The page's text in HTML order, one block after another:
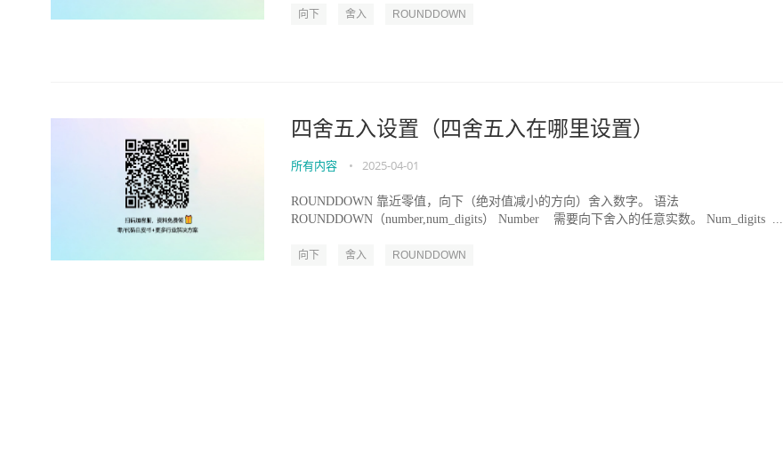
向下 舍入 ROUNDDOWN
四舍五入设置（四舍五入在哪里设置）
所有内容 • 2025-04-01
ROUNDDOWN 靠近零值，向下（绝对值减小的方向）舍入数字。 语法
ROUNDDOWN（number,num_digits） Number 需要向下舍入的任意实数。 Num_digits ...
向下 舍入 ROUNDDOWN